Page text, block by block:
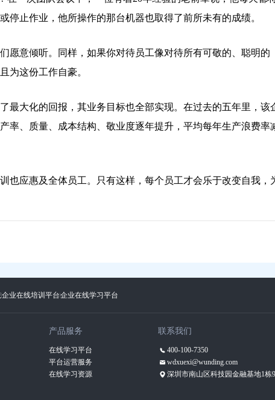
停止作业，他所操作的那台机器也取得了前所未有的成绩。
愿意倾听。同样，如果你对待员工像对待所有可敬的、聪明的
为这份工作自豪。
最大化的回报，其业务目标也全部实现。在过去的五年里，该
率、质量、成本结构、敬业度逐年提升，平均每年生产浪费率
也应惠及全体员工。只有这样，每个员工才会乐于改变自我，
企业在线培训平台企业在线学习平台
产品服务
在线学习平台
平台运营服务
在线学习资源
联系我们
400-100-7350
wdxuexi@wunding.com
深圳市南山区科技园金融基地1栋